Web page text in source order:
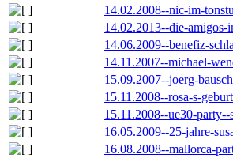
14.02.2008--nic-im-
14.02.2013--die-amigos-
14.06.2009--benefiz-
14.11.2007--michael-
15.09.2007--joerg-
15.11.2008--rosa-s-
15.11.2008--ue30-
16.05.2009--25-jahre-
16.08.2008--mallorca-